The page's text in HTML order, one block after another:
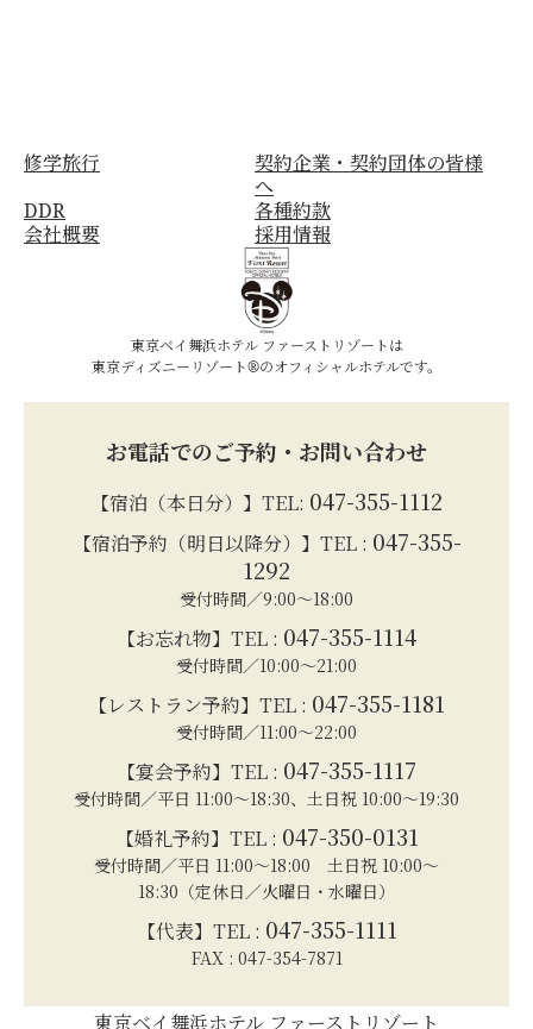
修学旅行
契約企業・契約団体の皆様
へ
DDR
各種約款
会社概要
採用情報
東京ベイ舞浜ホテル ファーストリゾートは
東京ディズニーリゾート®のオフィシャルホテルです。
お電話でのご予約・お問い合わせ
【宿泊（本日分）】TEL: 047-355-1112
【宿泊予約（明日以降分）】TEL : 047-355-
1292
受付時間／9:00～18:00
【お忘れ物】TEL : 047-355-1114
受付時間／10:00～21:00
【レストラン予約】TEL : 047-355-1181
受付時間／11:00～22:00
【宴会予約】TEL : 047-355-1117
受付時間／平日 11:00～18:30、土日祝 10:00～19:30
【婚礼予約】TEL : 047-350-0131
受付時間／平日 11:00～18:00 土日祝 10:00～
18:30（定休日／火曜日・水曜日）
【代表】TEL : 047-355-1111
FAX : 047-354-7871
東京ベイ舞浜ホテル ファーストリゾート